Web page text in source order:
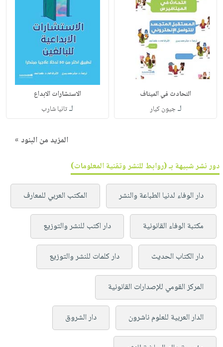
التحادث في الميتاف
لـجيون كيار
الاستشارات الابداع
لـتانيا شارب
المزيد من البنود »
دور نشر شبيهة بـ (روابط للنشر وتقنية المعلومات)
دار الوفاء لدنيا الطباعة والنشر المكتب العربي للمعارف
مكتبة الوفاء القانونية دار اكتب للنشر والتوزيع
دار الكتاب الحديث دار كلمات للنشر والتوزيع
المركز القومي للإصدارات القانونية
الدار العربية للعلوم ناشرون دار الشروق